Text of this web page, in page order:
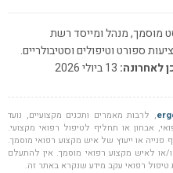
מוסמך, מנהל ומייסד רשת
ספורט וטיפולים וסטיבולריים.
לאחרונה:
, לרבות מאמרים ותכנים מקצועיים, נועד
אבחון או תחליף לטיפול רפואי מקצועי.
פנייה או ייעוץ של איש מקצוע רפואי מוסמך.
לאיש מקצוע רפואי מוסמך. אין להתעלם
טיפול רפואי עקב מידע שנקרא באתר זה.